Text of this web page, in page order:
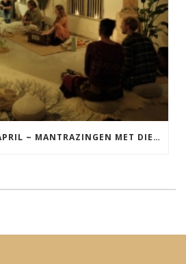
KIRTAN VRIJDAG 3 APRIL ~ MANTRAZINGEN MET DIEDERICK IN LEEUWARDEN